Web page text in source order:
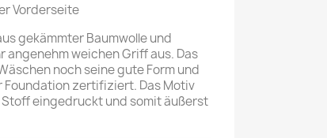
Vorderseite
gekämmter Baumwolle und
weichen Griff aus. Das
noch seine gute Form und
Foundation zertifiziert. Das Motiv
eingedruckt und somit äußerst